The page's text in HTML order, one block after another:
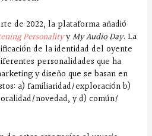
de 2022, la plataforma añadió
PersonalityyMy Audio Day. La
de la identidad del oyente
personalidades que ha
y diseño que se basan en
a) familiaridad/exploración b)
novedad, y d) común/